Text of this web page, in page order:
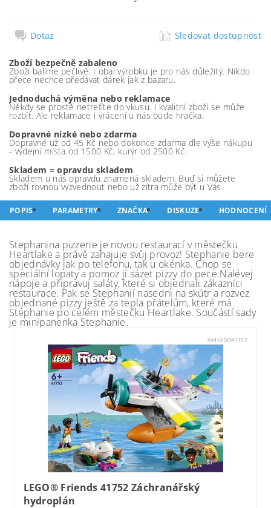
Dotaz Sledovat dostupnost
Zboží bezpečně zabaleno
Zboží balíme pečlivě. I obal výrobku je pro nás důležitý. Nikdo
přece nechce předávat dárek jak z bazaru.
Jednoduchá výměna nebo reklamace
Někdy se prostě netrefíte do vkusu. I kvalitní zboží se může
rozbít. Ale reklamace i vrácení u nás bude hračka.
Dopravné nízké nebo zdarma
Dopravné už od 45 Kč nebo dokonce zdarma dle výše nákupu
- výdejní místa od 1500 Kč, kurýr od 2500 Kč.
Skladem = opravdu skladem
Skladem u nás opravdu znamená skladem. Buď si můžete
zboží rovnou vyzvednout nebo už zítra může být u Vás.
POPIS PARAMETRY ZNAČKA DISKUZE HODNOCENÍ
Stephanina pizzerie je novou restaurací v městečku
Heartlake a právě zahajuje svůj provoz! Stephanie bere
objednávky jak po telefonu, tak u okénka. Chop se
speciální lopaty a pomoz jí sázet pizzy do pece.Nalévej
nápoje a připravuj saláty, které si objednali zákazníci
restaurace. Pak se Stephanií nasedni na skútr a rozvez
objednané pizzy ještě za tepla přátelům, které má
Stephanie po celém městečku Heartlake. Součástí sady
je minipanenka Stephanie.
Kód:LEGO41752
LEGO® Friends 41752 Záchranářský
hydroplán